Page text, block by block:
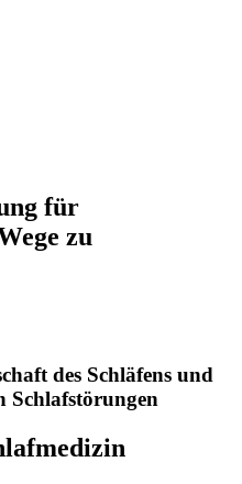
für
zu
des Schläfens und
Schlafstörungen